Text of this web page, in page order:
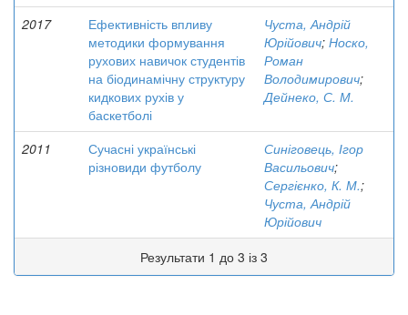
2017
Ефективність впливу
методики формування
рухових навичок студентів
на біодинамічну структуру
кидкових рухів у
баскетболі
Чуста, Андрій
Юрійович; Носко,
Роман
Володимирович;
Дейнеко, С. М.
2011
Сучасні українські
різновиди футболу
Синіговець, Ігор
Васильович;
Сергієнко, К. М.;
Чуста, Андрій
Юрійович
Результати 1 до 3 із 3